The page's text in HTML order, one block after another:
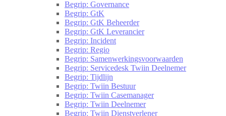
Begrip: Governance
Begrip: GtK
Begrip: GtK Beheerder
Begrip: GtK Leverancier
Begrip: Incident
Begrip: Regio
Begrip: Samenwerkingsvoorwaarden
Begrip: Servicedesk Twiin Deelnemer
Begrip: Tijdlijn
Begrip: Twiin Bestuur
Begrip: Twiin Casemanager
Begrip: Twiin Deelnemer
Begrip: Twiin Dienstverlener